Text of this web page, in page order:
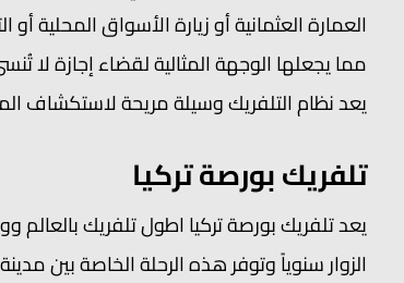
العمارة العثمانية أو زيارة الأسواق المحلية
مما يجعلها الوجهة المثالية لقضاء إجازة لا
يعد نظام التلفريك وسيلة مريحة لاستكشاف
تلفريك بورصة تركيا
يعد تلفريك بورصة تركيا اطول تلفريك
الزوار سنوياً وتوفر هذه الرحلة الخاصة بين